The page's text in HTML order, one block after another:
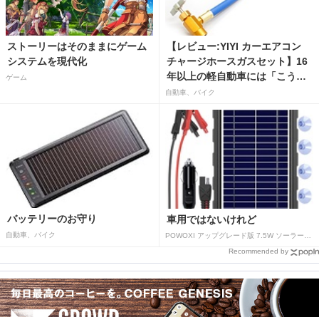
ストーリーはそのままにゲーム
システムを現代化
ゲーム
【レビュー:YIYI カーエアコン
チャージホースガスセット】16
年以上の軽自動車には「こうか
はばつぐんだ」が…
自動車、バイク
バッテリーのお守り
自動車、バイク
車用ではないけれど
Recommended by